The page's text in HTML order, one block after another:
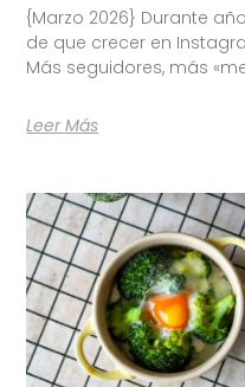
{Marzo 2026} Durante
de que crecer en
Más seguidores, más
Leer Más